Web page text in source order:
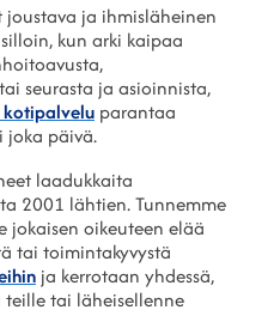
ja ihmisläheinen
kun arki kaipaa
seurasta ja asioinnista,
parantaa
joka päivä.
laadukkaita
2001 lähtien. Tunnemme
jokaisen oikeuteen elää
tai toimintakyvystä
ja kerrotaan yhdessä,
tai läheisellenne